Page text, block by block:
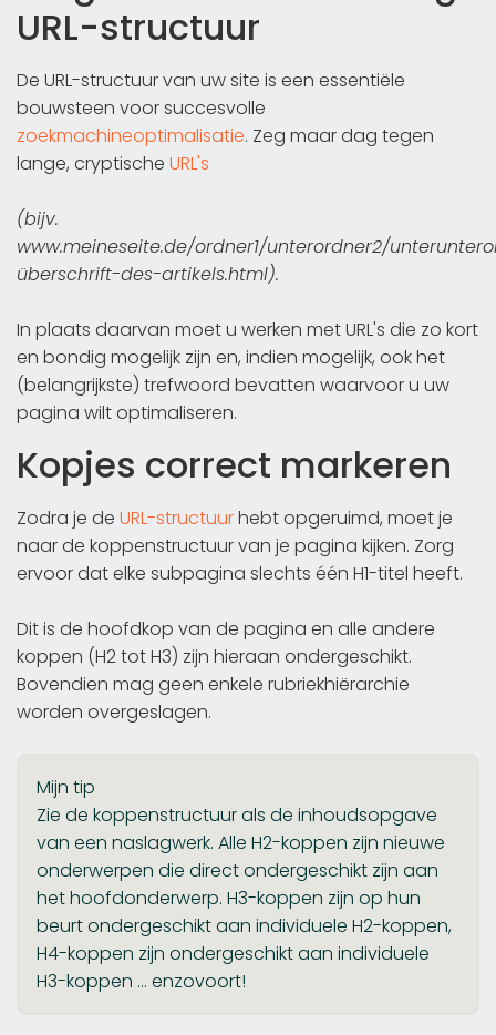
URL-structuur
De URL-structuur van uw site is een essentiële
bouwsteen voor succesvolle
zoekmachineoptimalisatie. Zeg maar dag tegen
lange, cryptische URL's
(bijv.
www.meineseite.de/ordner1/unterordner2/
überschrift-des-artikels.html).
In plaats daarvan moet u werken met URL's die zo kort
en bondig mogelijk zijn en, indien mogelijk, ook het
(belangrijkste) trefwoord bevatten waarvoor u uw
pagina wilt optimaliseren.
Kopjes correct markeren
Zodra je de URL-structuurhebt opgeruimd, moet je
naar de koppenstructuur van je pagina kijken. Zorg
ervoor dat elke subpagina slechts één H1-titel heeft.
Dit is de hoofdkop van de pagina en alle andere
koppen (H2 tot H3) zijn hieraan ondergeschikt.
Bovendien mag geen enkele rubriekhiërarchie
worden overgeslagen.
Mijn tip
Zie de koppenstructuur als de inhoudsopgave
van een naslagwerk. Alle H2-koppen zijn nieuwe
onderwerpen die direct ondergeschikt zijn aan
het hoofdonderwerp. H3-koppen zijn op hun
beurt ondergeschikt aan individuele H2-koppen,
H4-koppen zijn ondergeschikt aan individuele
H3-koppen ... enzovoort!